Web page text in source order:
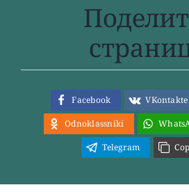
Facebook VKontakte
Odnoklassniki
Telegram